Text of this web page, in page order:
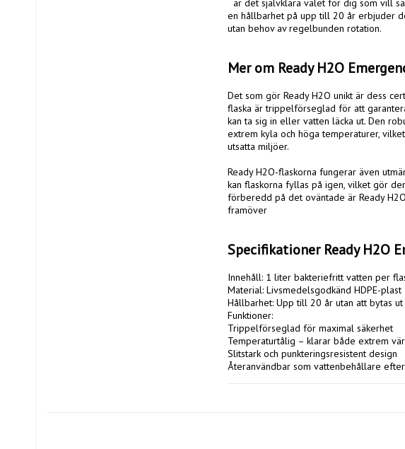
en hållbarhet på upp till 20 år erbjuder
utan behov av regelbunden rotation.
Mer om Ready H2O
Det som gör Ready H2O unikt är dess
flaska är trippelförseglad för att
kan ta sig in eller vatten läcka ut. Den
extrem kyla och höga temperaturer,
utsatta miljöer.
Ready H2O-flaskorna fungerar även
kan flaskorna fyllas på igen, vilket gör
förberedd på det oväntade är Ready
framöver
Specifikationer Ready H2O
Innehåll: 1 liter bakteriefritt vatten per
Material: Livsmedelsgodkänd HDPE-plast
Hållbarhet: Upp till 20 år utan att bytas ut
Funktioner:
Trippelförseglad för maximal säkerhet
Temperaturtålig – klarar både extrem
Slitstark och punkteringsresistent design
Återanvändbar som vattenbehållare